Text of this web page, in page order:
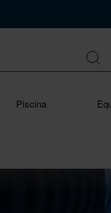
Piscina